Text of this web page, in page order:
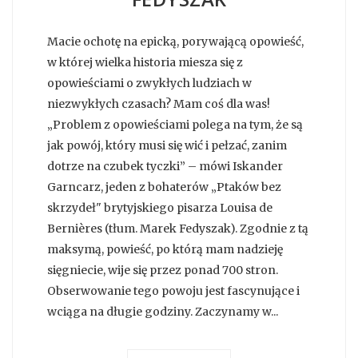
Macie ochotę na epicką, porywającą opowieść,
w której wielka historia miesza się z
opowieściami o zwykłych ludziach w
niezwykłych czasach? Mam coś dla was!
„Problem z opowieściami polega na tym, że są
jak powój, który musi się wić i pełzać, zanim
dotrze na czubek tyczki” – mówi Iskander
Garncarz, jeden z bohaterów „Ptaków bez
skrzydeł" brytyjskiego pisarza Louisa de
Bernières (tłum. Marek Fedyszak). Zgodnie z tą
maksymą, powieść, po którą mam nadzieję
sięgniecie, wije się przez ponad 700 stron.
Obserwowanie tego powoju jest fascynujące i
wciąga na długie godziny. Zaczynamy w...